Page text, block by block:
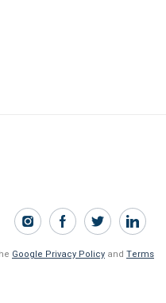
Google Privacy Policy and Terms